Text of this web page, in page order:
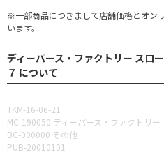
※一部商品につきまして店舗価格とオン
います。
ディーパース・ファクトリー スロ
７ について
TKM-16-06-21
MC-190050 ディーパース・ファクトリー
BC-000000 その他
PUB-20010101